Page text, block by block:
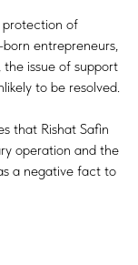
protection of
born entrepreneurs,
issue of support
to be resolved.
that Rishat Safin
operation and the
a negative fact to